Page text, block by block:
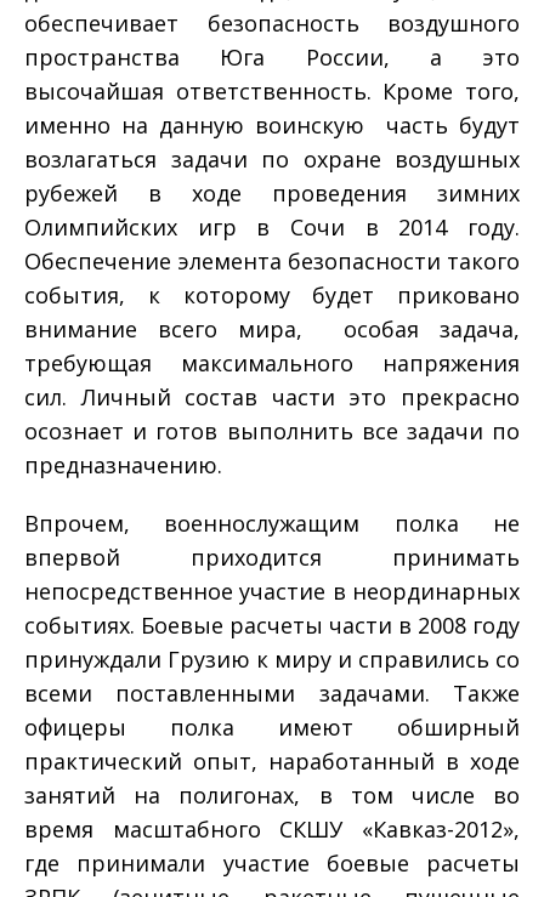
обеспечивает безопасность воздушного
пространства Юга России, а это
высочайшая ответственность. Кроме того,
именно на данную воинскую часть будут
возлагаться задачи по охране воздушных
рубежей в ходе проведения зимних
Олимпийских игр в Сочи в 2014 году.
Обеспечение элемента безопасности такого
события, к которому будет приковано
внимание всего мира, ­ особая задача,
требующая максимального напряжения
сил. Личный состав части это прекрасно
осознает и готов выполнить все задачи по
предназначению.
Впрочем, военнослужащим полка не
впервой приходится принимать
непосредственное участие в неординарных
событиях. Боевые расчеты части в 2008 году
принуждали Грузию к миру и справились со
всеми поставленными задачами. Также
офицеры полка имеют обширный
практический опыт, наработанный в ходе
занятий на полигонах, в том числе во
время масштабного СКШУ «Кавказ-­2012»,
где принимали участие боевые расчеты